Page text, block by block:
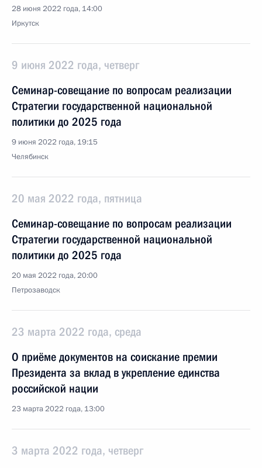
28 июня 2022 года, 14:00
Иркутск
9 июня 2022 года, четверг
Семинар-совещание по вопросам реализации
Стратегии государственной национальной
политики до 2025 года
9 июня 2022 года, 19:15
Челябинск
20 мая 2022 года, пятница
Семинар-совещание по вопросам реализации
Стратегии государственной национальной
политики до 2025 года
20 мая 2022 года, 20:00
Петрозаводск
23 марта 2022 года, среда
О приёме документов на соискание премии
Президента за вклад в укрепление единства
российской нации
23 марта 2022 года, 13:00
3 марта 2022 года, четверг